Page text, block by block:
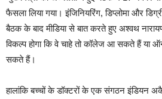
फैसला लिया गया। इंजिनियरिंग, डिप्‍लोमा और
बैठक के बाद मीडिया से बात करते हुए अश्‍वथ
विकल्‍प होगा कि वे चाहे तो कॉलेज आ सकते हैं
सकते हैं।
हालांकि बच्‍चों के डॉक्‍टरों के एक संगठन इंडियन